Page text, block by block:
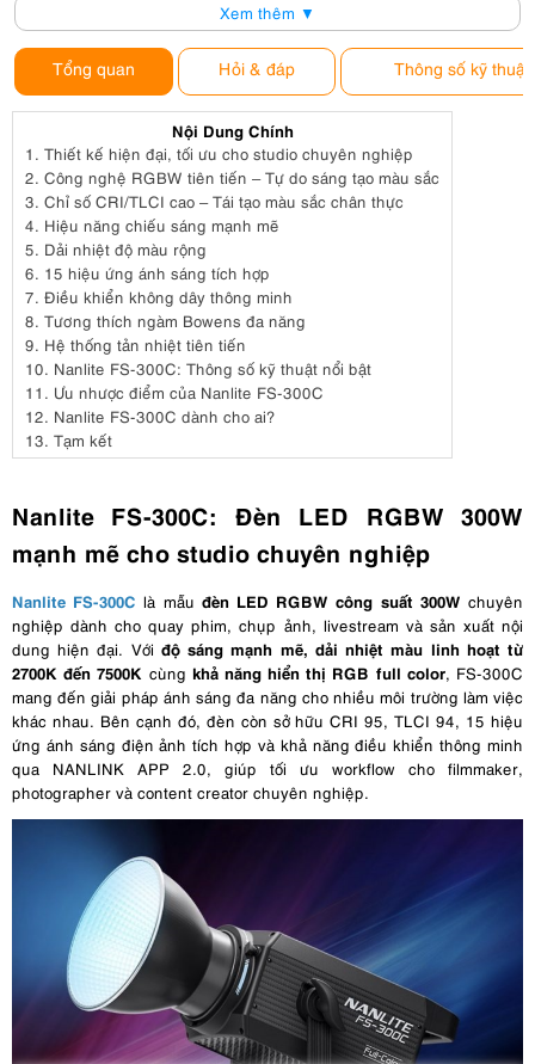
Xem thêm ▼
Tổng quan Hỏi & đáp Thông số kỹ thuật
Nội Dung Chính
1. Thiết kế hiện đại, tối ưu cho studio chuyên nghiệp
2. Công nghệ RGBW tiên tiến – Tự do sáng tạo màu sắc
3. Chỉ số CRI/TLCI cao – Tái tạo màu sắc chân thực
4. Hiệu năng chiếu sáng mạnh mẽ
5. Dải nhiệt độ màu rộng
6. 15 hiệu ứng ánh sáng tích hợp
7. Điều khiển không dây thông minh
8. Tương thích ngàm Bowens đa năng
9. Hệ thống tản nhiệt tiên tiến
10. Nanlite FS-300C: Thông số kỹ thuật nổi bật
11. Ưu nhược điểm của Nanlite FS-300C
12. Nanlite FS-300C dành cho ai?
13. Tạm kết
Nanlite FS-300C: Đèn LED RGBW 300W
mạnh mẽ cho studio chuyên nghiệp
Nanlite FS-300C là mẫu đèn LED RGBW công suất 300W chuyên
nghiệp dành cho quay phim, chụp ảnh, livestream và sản xuất nội
dung hiện đại. Với độ sáng mạnh mẽ, dải nhiệt màu linh hoạt từ
2700K đến 7500K cùng khả năng hiển thị RGB full color, FS-300C
mang đến giải pháp ánh sáng đa năng cho nhiều môi trường làm việc
khác nhau. Bên cạnh đó, đèn còn sở hữu CRI 95, TLCI 94, 15 hiệu
ứng ánh sáng điện ảnh tích hợp và khả năng điều khiển thông minh
qua NANLINK APP 2.0, giúp tối ưu workflow cho filmmaker,
photographer và content creator chuyên nghiệp.